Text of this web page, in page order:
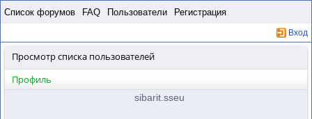
Список форумов FAQ Пользователи Регистрация
Вход
Просмотр списка пользователей
Профиль
sibarit.sseu